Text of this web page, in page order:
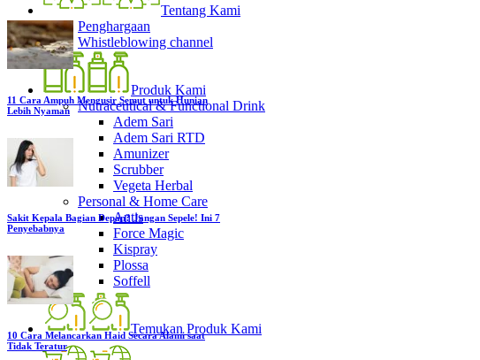
Tentang Kami
Penghargaan
Whistleblowing channel
Produk Kami
Nutraceutical & Functional Drink
Adem Sari
Adem Sari RTD
Amunizer
Scrubber
Vegeta Herbal
Personal & Home Care
Antis
Force Magic
Kispray
Plossa
Soffell
Temukan Produk Kami
11 Cara Ampuh Mengusir Semut untuk Hunian
Lebih Nyaman
Sakit Kepala Bagian Depan? Jangan Sepele! Ini 7
Penyebabnya
10 Cara Melancarkan Haid Secara Alami saat
Tidak Teratur